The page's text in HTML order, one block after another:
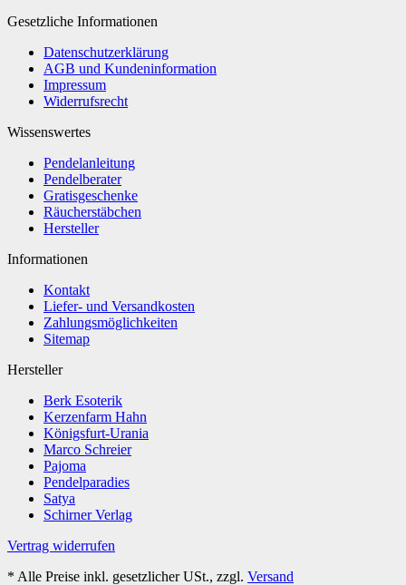
Gesetzliche Informationen
Datenschutzerklärung
AGB und Kundeninformation
Impressum
Widerrufsrecht
Wissenswertes
Pendelanleitung
Pendelberater
Gratisgeschenke
Räucherstäbchen
Hersteller
Informationen
Kontakt
Liefer- und Versandkosten
Zahlungsmöglichkeiten
Sitemap
Hersteller
Berk Esoterik
Kerzenfarm Hahn
Königsfurt-Urania
Marco Schreier
Pajoma
Pendelparadies
Satya
Schirner Verlag
Vertrag widerrufen
* Alle Preise inkl. gesetzlicher USt., zzgl. Versand